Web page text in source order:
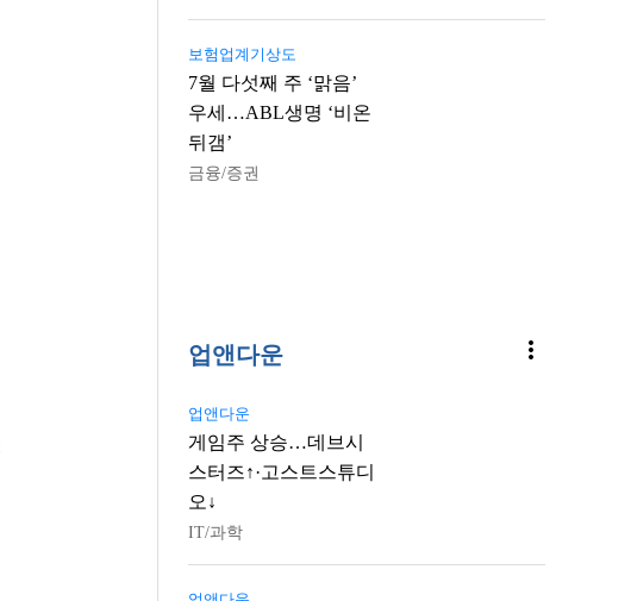
보험업계기상도
7월 다섯째 주 ‘맑음’
우세…ABL생명 ‘비온
뒤갬’
금융/증권
업앤다운 more_vert
업앤다운
게임주 상승…데브시
스터즈↑·고스트스튜디
오↓
IT/과학